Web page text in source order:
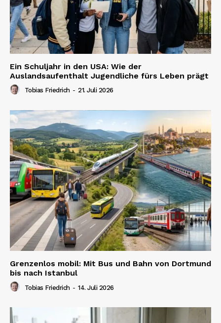
Ein Schuljahr in den USA: Wie der
Auslandsaufenthalt Jugendliche fürs Leben prägt
Tobias Friedrich - 21. Juli 2026
Grenzenlos mobil: Mit Bus und Bahn von Dortmund
bis nach Istanbul
Tobias Friedrich - 14. Juli 2026